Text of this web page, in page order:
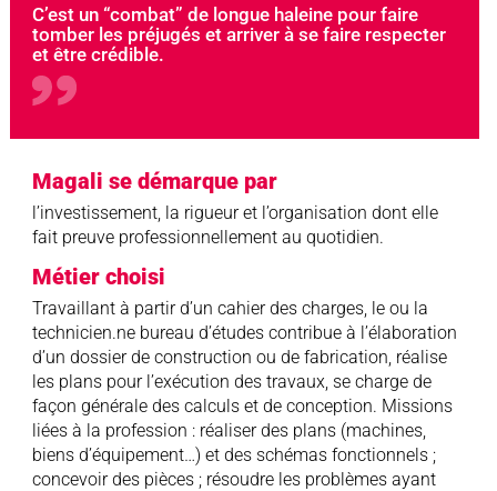
C’est un “combat” de longue haleine pour faire
tomber les préjugés et arriver à se faire respecter
et être crédible.
Magali se démarque par
l’investissement, la rigueur et l’organisation dont elle
fait preuve professionnellement au quotidien.
Métier choisi
Travaillant à partir d’un cahier des charges, le ou la
technicien.ne bureau d’études contribue à l’élaboration
d’un dossier de construction ou de fabrication, réalise
les plans pour l’exécution des travaux, se charge de
façon générale des calculs et de conception. Missions
liées à la profession : réaliser des plans (machines,
biens d’équipement…) et des schémas fonctionnels ;
concevoir des pièces ; résoudre les problèmes ayant